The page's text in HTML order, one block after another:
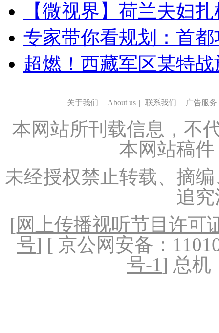
【微视界】荷兰夫妇
专家带你看规划：首
超燃！西藏军区某特
关于我们 | About us | 联系我们 | 广告服务
本网站所刊载信息，不
本网站稿
未经授权禁止转载、摘
追
[网上传播视听节目许可
号] [ 京公网安备：
号-1] 总机